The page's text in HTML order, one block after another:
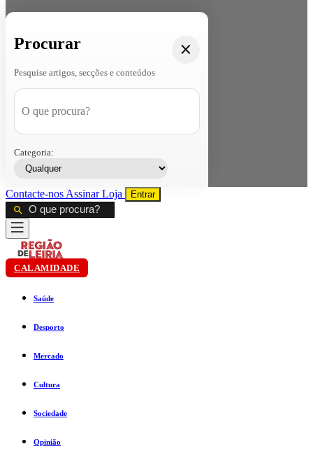
Procurar
Pesquise artigos, secções e conteúdos
Categoria:
Contacte-nos AssinarLoja Entrar
CALAMIDADE
Saúde
Desporto
Mercado
Cultura
Sociedade
Opinião